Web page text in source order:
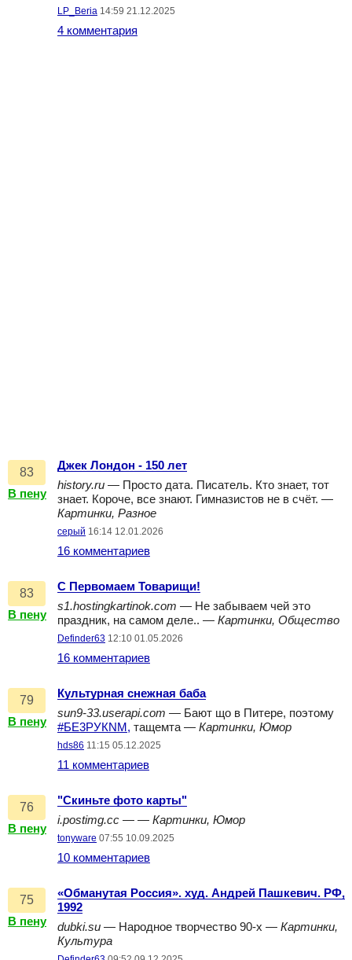
LP_Beria 14:59 21.12.2025
4 комментария
83
В пену
Джек Лондон - 150 лет
history.ru — Просто дата. Писатель. Кто знает, тот
знает. Короче, все знают. Гимназистов не в счёт. —
Картинки, Разное
серый 16:14 12.01.2026
16 комментариев
83
В пену
С Первомаем Товарищи!
s1.hostingkartinok.com — Не забываем чей это
праздник, на самом деле.. — Картинки, Общество
Definder63 12:10 01.05.2026
16 комментариев
79
В пену
Культурная снежная баба
sun9-33.userapi.com — Бают що в Питере, поэтому
#БЕ3РУКNM, тащемта — Картинки, Юмор
hds86 11:15 05.12.2025
11 комментариев
76
В пену
"Скиньте фото карты"
i.postimg.cc — — Картинки, Юмор
tonyware 07:55 10.09.2025
10 комментариев
75
В пену
«Обманутая Россия». худ. Андрей Пашкевич. РФ,
1992
dubki.su — Народное творчество 90-х — Картинки,
Культура